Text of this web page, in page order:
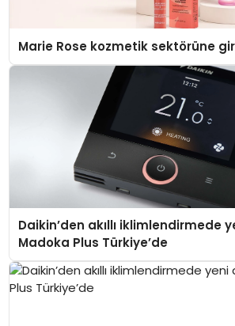
Marie Rose kozmetik sektörüne
Daikin’den akıllı iklimlendirmede
Madoka Plus Türkiye’de